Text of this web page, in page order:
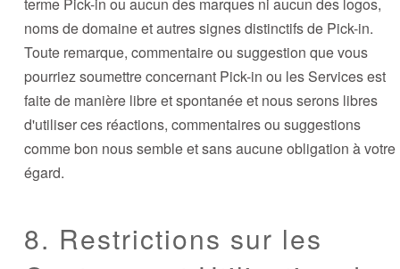
noms de domaine et autres signes distinctifs de Pick-in.
Toute remarque, commentaire ou suggestion que vous
pourriez soumettre concernant Pick-in ou les Services est
faite de manière libre et spontanée et nous serons libres
d'utiliser ces réactions, commentaires ou suggestions
comme bon nous semble et sans aucune obligation à votre
égard.
8. Restrictions sur les